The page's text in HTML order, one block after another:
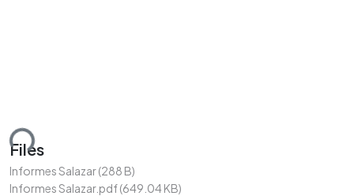
Files
Informes Salazar(288 B)
Informes Salazar.pdf(649.04 KB)